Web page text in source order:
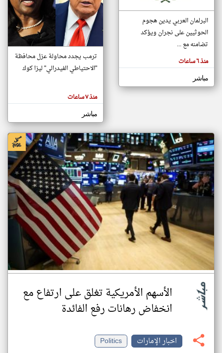
تغيير الدولة
مصادر الأخبار من الإمارات
اخبار الإمارات على مدار الساعة
أهم اخبار الإمارات العاجلة والمباشرة
الموجوده
هنا عن
وجهة
كاتبيها.
البرلمان العربي يدين هجوم
الحوثيين على نجران ويؤكد
تضامنه مع ...
منذ ٦ ساعات
مباشر
ترمب يجدد محاولة عزل محافظة
"الاحتياطي الفيدرالي" ليزا كوك
منذ ٧ ساعات
مباشر
الأسهم الأمريكية تغلق على ارتفاع مع
انخفاض رهانات رفع الفائدة
اخبار الإمارات
Politics
klyoum.com